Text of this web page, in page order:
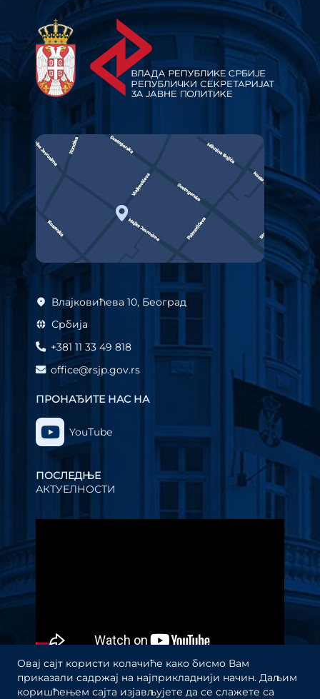
Влајковићева 10, Београд
Србија
+381 11 33 49 818
office@rsjp.gov.rs
ПРОНАЂИТЕ НАС НА
YouTube
ПОСЛЕДЊЕ
АКТУЕЛНОСТИ
видео
Овај сајт користи колачиће како бисмо Вам
приказали садржај на најприкладнији начин. Даљим
коришћењем сајта изјављујете да се слажете са